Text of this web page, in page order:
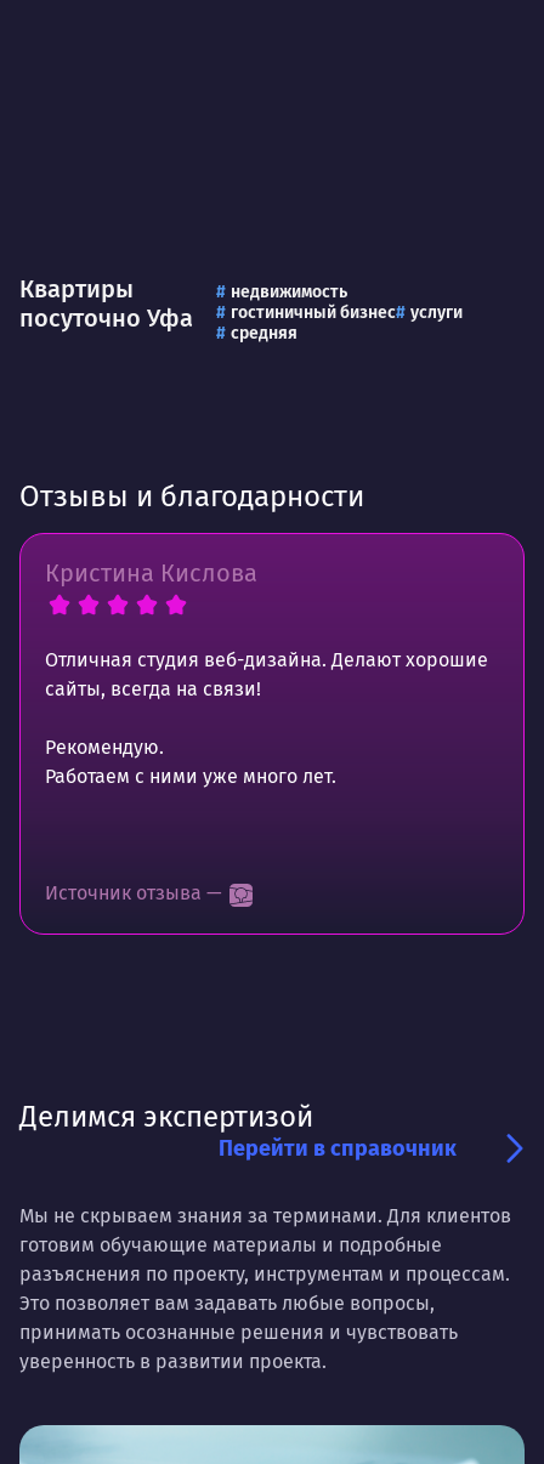
Квартиры
посуточно Уфа
недвижимость
гостиничный бизнес
услуги
средняя
Отзывы и благодарности
Кристина Кислова
Отличная студия веб-дизайна. Делают хорошие
сайты, всегда на связи!
Рекомендую.
Работаем с ними уже много лет.
Источник отзыва —
Делимся экспертизой
Перейти в справочник
Мы не скрываем знания за терминами. Для клиентов
готовим обучающие материалы и подробные
разъяснения по проекту, инструментам и процессам.
Это позволяет вам задавать любые вопросы,
принимать осознанные решения и чувствовать
уверенность в развитии проекта.